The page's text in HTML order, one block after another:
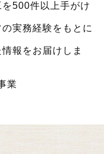
500件以上手がけ
実務経験をもとに
報をお届けしま
業